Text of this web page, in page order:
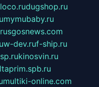
dugshop.ru
mymubaby.ru
rusgosnews.com
w-dev.ruf-ship.ru
kinosvin.ru
multiki-online.com